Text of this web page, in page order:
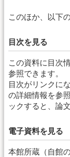
このほか、以下
目次を見る
この資料に目次
参照できます。
目次がリンクに
の詳細情報を参
ックすると、論
電子資料を見る
本館所蔵（自館